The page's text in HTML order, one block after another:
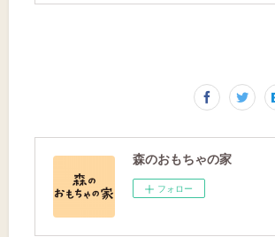
森のおもちゃの家
フォロー